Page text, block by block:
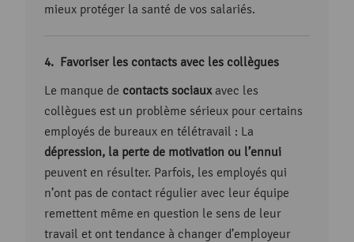
mieux protéger la santé de vos salariés.
Favoriser les contacts avec les collègues
Le manque de contacts sociaux avec les
collègues est un problème sérieux pour certains
employés de bureaux en télétravail : La
dépression, la perte de motivation ou l’ennui
peuvent en résulter. Parfois, les employés qui
n’ont pas de contact régulier avec leur équipe
remettent même en question le sens de leur
travail et ont tendance à changer d’employeur